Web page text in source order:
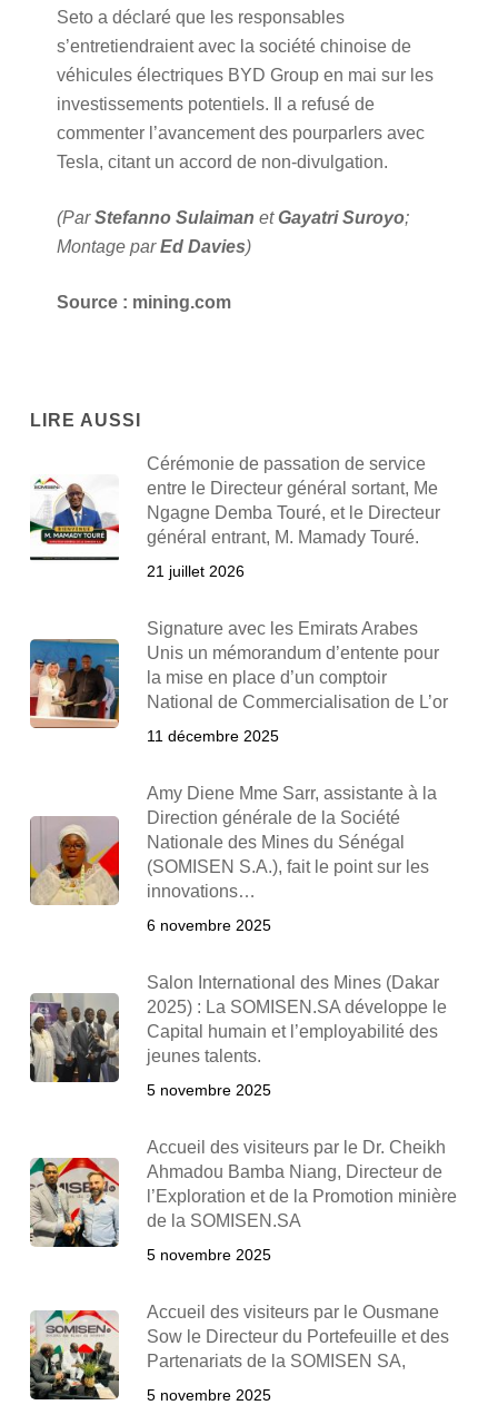
Seto a déclaré que les responsables
s’entretiendraient avec la société chinoise de
véhicules électriques BYD Group en mai sur les
investissements potentiels. Il a refusé de
commenter l’avancement des pourparlers avec
Tesla, citant un accord de non-divulgation.
(ParStefanno Sulaiman etGayatri Suroyo;
Montage parEd Davies)
Source : mining.com
LIRE AUSSI
Cérémonie de passation de service
entre le Directeur général sortant, Me
Ngagne Demba Touré, et le Directeur
général entrant, M. Mamady Touré.
21 juillet 2026
Signature avec les Emirats Arabes
Unis un mémorandum d’entente pour
la mise en place d’un comptoir
National de Commercialisation de L’or
11 décembre 2025
Amy Diene Mme Sarr, assistante à la
Direction générale de la Société
Nationale des Mines du Sénégal
(SOMISEN S.A.), fait le point sur les
innovations…
6 novembre 2025
Salon International des Mines (Dakar
2025) : La SOMISEN.SA développe le
Capital humain et l’employabilité des
jeunes talents.
5 novembre 2025
Accueil des visiteurs par le Dr. Cheikh
Ahmadou Bamba Niang, Directeur de
l’Exploration et de la Promotion minière
de la SOMISEN.SA
5 novembre 2025
Accueil des visiteurs par le Ousmane
Sow le Directeur du Portefeuille et des
Partenariats de la SOMISEN SA,
5 novembre 2025